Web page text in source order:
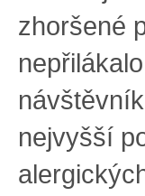
zhoršené
nejvyšší